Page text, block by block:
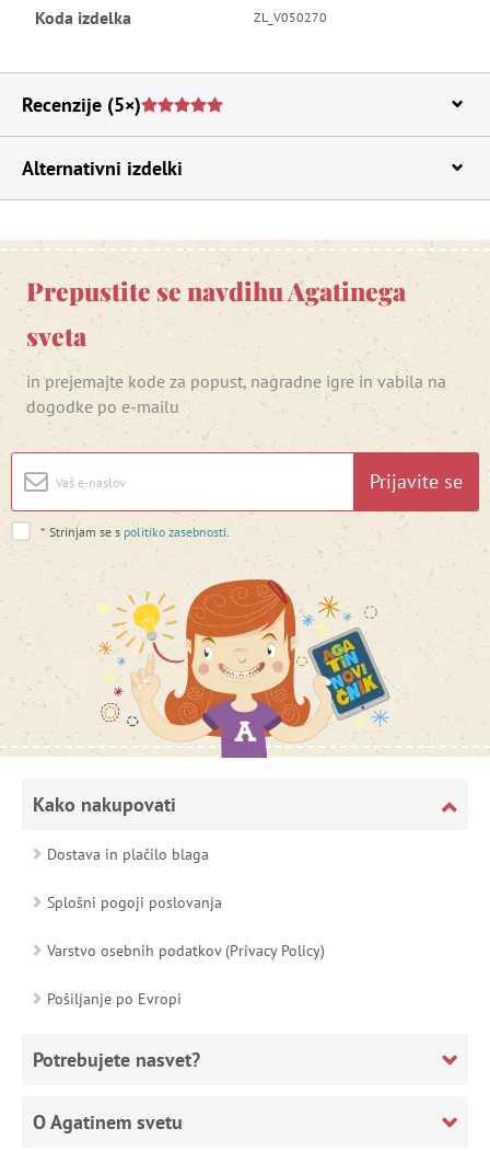
Koda izdelka ZL_V050270
Recenzije (5×)
Alternativni izdelki
Prepustite se navdihu Agatinega
sveta
in prejemajte kode za popust, nagradne igre in vabila na
dogodke po e-mailu
Prijavite se
* Strinjam se s politiko zasebnosti.
Kako nakupovati
Dostava in plačilo blaga
Splošni pogoji poslovanja
Varstvo osebnih podatkov (Privacy Policy)
Pošiljanje po Evropi
Potrebujete nasvet?
O Agatinem svetu